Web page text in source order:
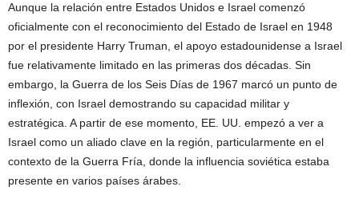
Aunque la relación entre Estados Unidos e Israel comenzó
oficialmente con el reconocimiento del Estado de Israel en 1948
por el presidente Harry Truman, el apoyo estadounidense a Israel
fue relativamente limitado en las primeras dos décadas. Sin
embargo, la Guerra de los Seis Días de 1967 marcó un punto de
inflexión, con Israel demostrando su capacidad militar y
estratégica. A partir de ese momento, EE. UU. empezó a ver a
Israel como un aliado clave en la región, particularmente en el
contexto de la Guerra Fría, donde la influencia soviética estaba
presente en varios países árabes.